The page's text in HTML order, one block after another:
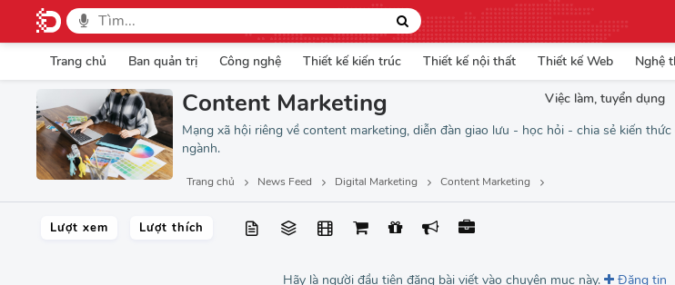
Trang chủ Ban quản trị Công nghệ Thiết kế kiến trúc Thiết kế nội thất Thiết kế Web Nghệ
Việc làm, tuyển dụng
Content Marketing
Mạng xã hội riêng về content marketing, diễn đàn giao lưu - học hỏi - chia sẻ kiến
ngành.
Trang chủ News Feed Digital Marketing Content Marketing
Lượt xem Lượt thích
Hãy là người đầu tiên đăng bài viết vào chuyên mục này. Đăng tin